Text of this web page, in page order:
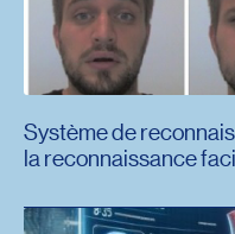
Système de
la reconnaissance